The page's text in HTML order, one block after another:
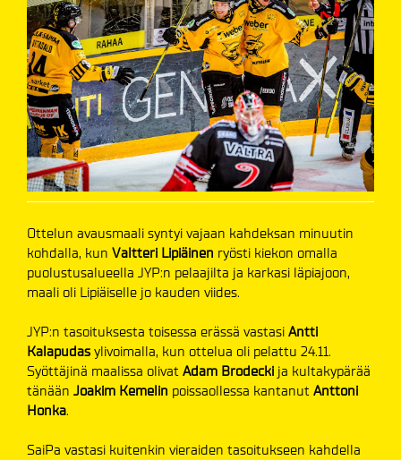
Ottelun avausmaali syntyi vajaan kahdeksan minuutin
kohdalla, kun Valtteri Lipiäinen ryösti kiekon omalla
puolustusalueella JYP:n pelaajilta ja karkasi läpiajoon,
maali oli Lipiäiselle jo kauden viides.
JYP:n tasoituksesta toisessa erässä vastasi Antti
Kalapudas ylivoimalla, kun ottelua oli pelattu 24.11.
Syöttäjinä maalissa olivat Adam Brodecki ja kultakypärää
tänään Joakim Kemelin poissaollessa kantanut Anttoni
Honka.
SaiPa vastasi kuitenkin vieraiden tasoitukseen kahdella